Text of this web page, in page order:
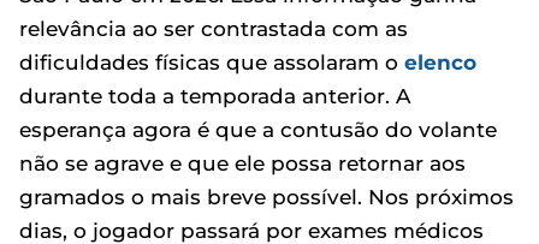
relevância ao ser contrastada com as
dificuldades físicas que assolaram o elenco
durante toda a temporada anterior. A
esperança agora é que a contusão do volante
não se agrave e que ele possa retornar aos
gramados o mais breve possível. Nos próximos
dias, o jogador passará por exames médicos